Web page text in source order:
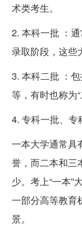
术类考生。
2. 本科一批 ：
录取阶段，这些
3. 本科二批 ：
等，有时也称为“
4. 专科一批、专
一本大学通常具
誉，而二本和三
少。考上“一本”
一部分高等教育
景。